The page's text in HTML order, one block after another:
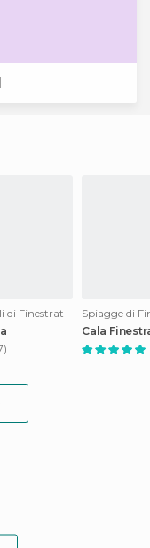
di Finestrat
Spiagge di
Cala